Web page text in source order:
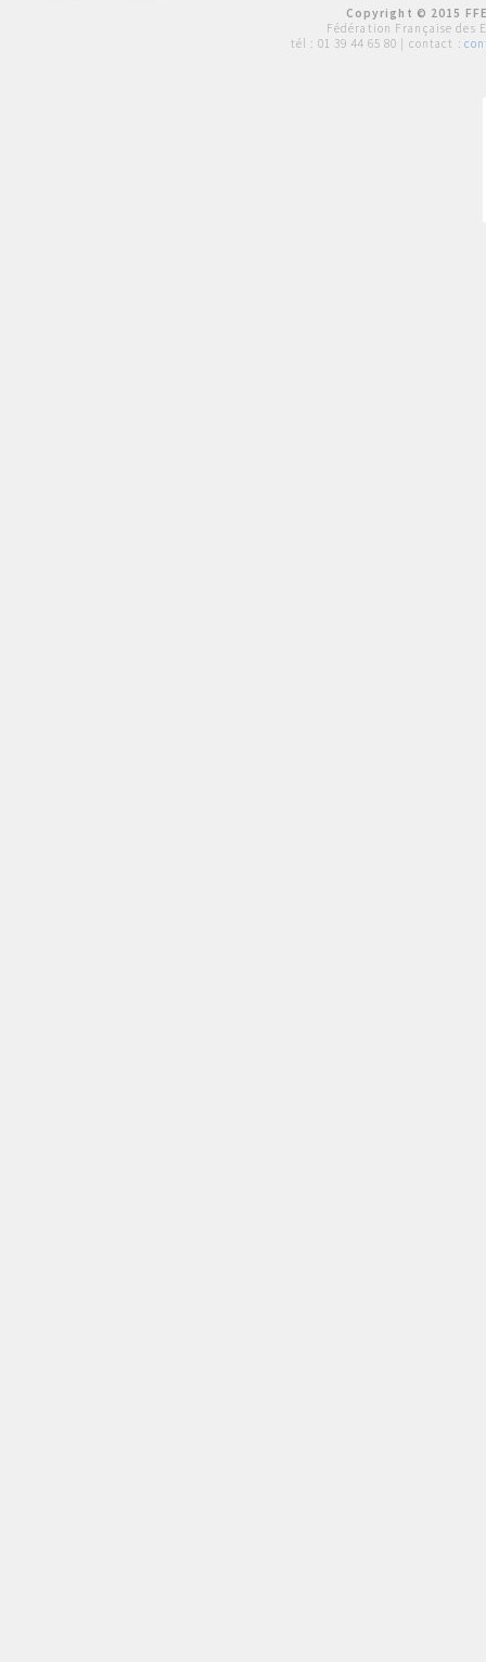
Copyright © 2015
Fédération Française des
tél : 01 39 44 65 80 | contact :